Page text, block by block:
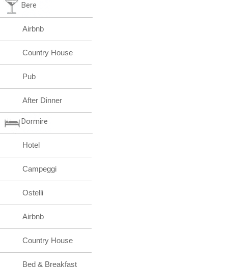
Bere
Airbnb
Country House
Pub
After Dinner
Dormire
Hotel
Campeggi
Ostelli
Airbnb
Country House
Bed & Breakfast